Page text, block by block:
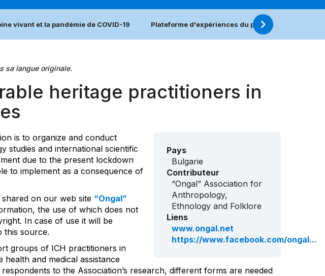
vivant et la pandémie de COVID-19 Plateforme d'expériences du patrimoine vivant
sa langue originale.
heritage practitioners in
Pays
Bulgarie
Contributeur
“Ongal” Association for
Anthropology,
Ethnology and Folklore
Liens
www.ongal.net
https://www.facebook.com/ongal...
is to organize and conduct
studies and international scientific
due to the present lockdown
to implement as a consequence of
on our web site “Ongal”
the use of which does not
In case of use it will be
this source.
groups of ICH practitioners in
health and medical assistance
to the Association’s research, different forms are needed